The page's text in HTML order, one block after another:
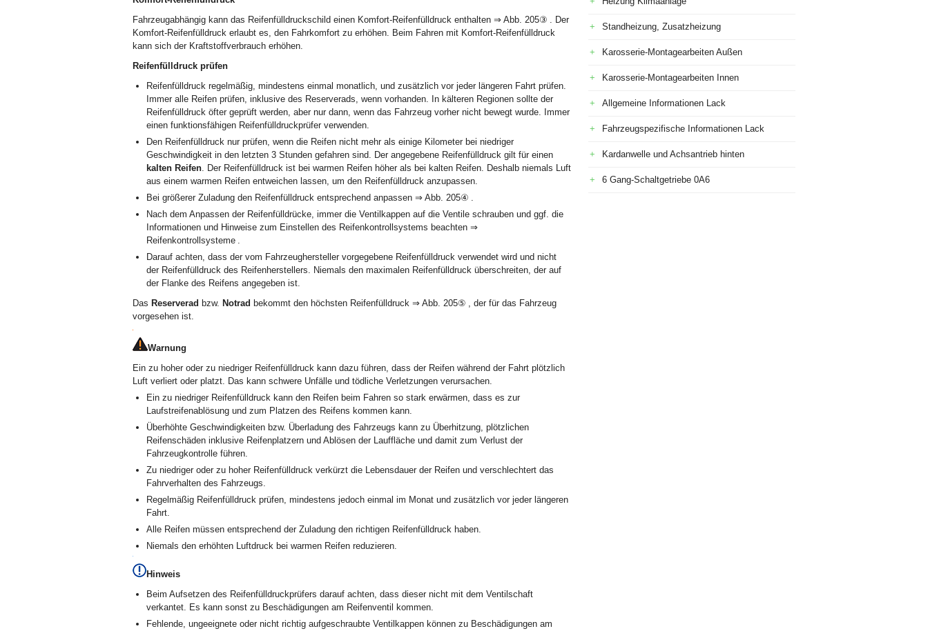
Fahrzeugabhängig kann das Reifenfülldruckschild einen Komfort-Reifenfülldruck enthalten ⇒ Abb. 205③ . Der
Komfort-Reifenfülldruck erlaubt es, den Fahrkomfort zu erhöhen. Beim Fahren mit Komfort-Reifenfülldruck
kann sich der Kraftstoffverbrauch erhöhen.
Reifenfülldruck prüfen
Reifenfülldruck regelmäßig, mindestens einmal monatlich, und zusätzlich vor jeder längeren Fahrt prüfen.
Immer alle Reifen prüfen, inklusive des Reserverads, wenn vorhanden. In kälteren Regionen sollte der
Reifenfülldruck öfter geprüft werden, aber nur dann, wenn das Fahrzeug vorher nicht bewegt wurde. Immer
einen funktionsfähigen Reifenfülldruckprüfer verwenden.
Den Reifenfülldruck nur prüfen, wenn die Reifen nicht mehr als einige Kilometer bei niedriger
Geschwindigkeit in den letzten 3 Stunden gefahren sind. Der angegebene Reifenfülldruck gilt für einen
kalten Reifen. Der Reifenfülldruck ist bei warmen Reifen höher als bei kalten Reifen. Deshalb niemals Luft
aus einem warmen Reifen entweichen lassen, um den Reifenfülldruck anzupassen.
Bei größerer Zuladung den Reifenfülldruck entsprechend anpassen ⇒ Abb. 205④ .
Nach dem Anpassen der Reifenfülldrücke, immer die Ventilkappen auf die Ventile schrauben und ggf. die
Informationen und Hinweise zum Einstellen des Reifenkontrollsystems beachten ⇒
Reifenkontrollsysteme .
Darauf achten, dass der vom Fahrzeughersteller vorgegebene Reifenfülldruck verwendet wird und nicht
der Reifenfülldruck des Reifenherstellers. Niemals den maximalen Reifenfülldruck überschreiten, der auf
der Flanke des Reifens angegeben ist.
Das Reserverad bzw. Notrad bekommt den höchsten Reifenfülldruck ⇒ Abb. 205⑤ , der für das Fahrzeug
vorgesehen ist.
Warnung
Ein zu hoher oder zu niedriger Reifenfülldruck kann dazu führen, dass der Reifen während der Fahrt plötzlich
Luft verliert oder platzt. Das kann schwere Unfälle und tödliche Verletzungen verursachen.
Ein zu niedriger Reifenfülldruck kann den Reifen beim Fahren so stark erwärmen, dass es zur
Laufstreifenablösung und zum Platzen des Reifens kommen kann.
Überhöhte Geschwindigkeiten bzw. Überladung des Fahrzeugs kann zu Überhitzung, plötzlichen
Reifenschäden inklusive Reifenplatzern und Ablösen der Lauffläche und damit zum Verlust der
Fahrzeugkontrolle führen.
Zu niedriger oder zu hoher Reifenfülldruck verkürzt die Lebensdauer der Reifen und verschlechtert das
Fahrverhalten des Fahrzeugs.
Regelmäßig Reifenfülldruck prüfen, mindestens jedoch einmal im Monat und zusätzlich vor jeder längeren
Fahrt.
Alle Reifen müssen entsprechend der Zuladung den richtigen Reifenfülldruck haben.
Niemals den erhöhten Luftdruck bei warmen Reifen reduzieren.
Hinweis
Beim Aufsetzen des Reifenfülldruckprüfers darauf achten, dass dieser nicht mit dem Ventilschaft
verkantet. Es kann sonst zu Beschädigungen am Reifenventil kommen.
Fehlende, ungeeignete oder nicht richtig aufgeschraubte Ventilkappen können zu Beschädigungen am
Standheizung, Zusatzheizung
Karosserie-Montagearbeiten Außen
Karosserie-Montagearbeiten Innen
Allgemeine Informationen Lack
Fahrzeugspezifische Informationen Lack
Kardanwelle und Achsantrieb hinten
6 Gang-Schaltgetriebe 0A6